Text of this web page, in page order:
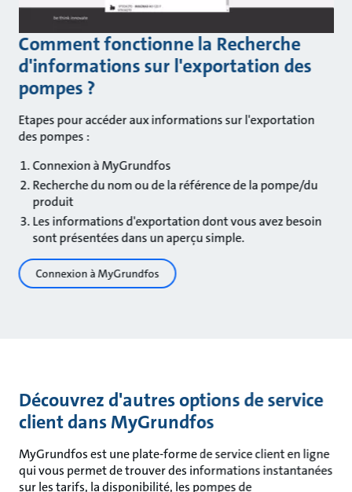
Comment fonctionne la Recherche
d'informations sur l'exportation des
pompes ?
Etapes pour accéder aux informations sur l'exportation
des pompes :
Connexion à MyGrundfos
Recherche du nom ou de la référence de la pompe/du
produit
Les informations d'exportation dont vous avez besoin
sont présentées dans un aperçu simple.
Connexion à MyGrundfos
Découvrez d'autres options de service
client dans MyGrundfos
MyGrundfos est une plate-forme de service client en ligne
qui vous permet de trouver des informations instantanées
sur les tarifs, la disponibilité, les pompes de